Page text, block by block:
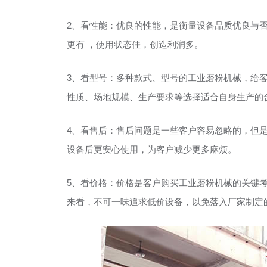
2、看性能：优良的性能，是衡量设备品质优良与
更有 ，使用状态佳，创造利润多。
3、看型号：多种款式、型号的工业磨粉机械，给
性质、场地规模、生产要求等选择适合自身生产的
4、看售后：售后问题是一些客户容易忽略的，但
设备后更安心使用，为客户减少更多麻烦。
5、看价格：价格是客户购买工业磨粉机械的关键
来看，不可一味追求低价设备，以免落入厂家制定